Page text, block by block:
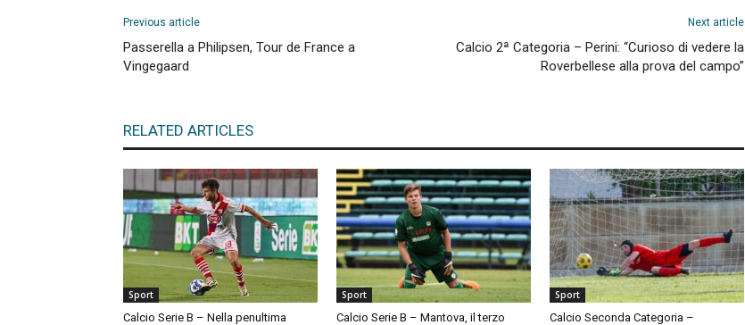
Previous article
Passerella a Philipsen, Tour de France a
Vingegaard
Next article
Calcio 2ª Categoria – Perini: “Curioso di vedere la
Roverbellese alla prova del campo”
RELATED ARTICLES
Sport
Calcio Serie B – Nella penultima
Sport
Calcio Serie B – Mantova, il terzo
Sport
Calcio Seconda Categoria –